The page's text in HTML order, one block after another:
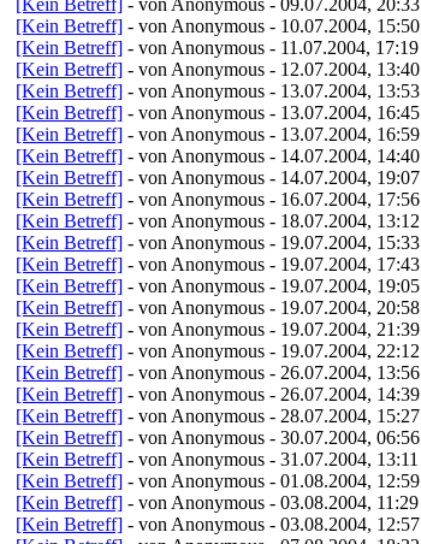
[Kein Betreff] - von Anonymous - 09.07.2004, 20:33
[Kein Betreff] - von Anonymous - 10.07.2004, 15:50
[Kein Betreff] - von Anonymous - 11.07.2004, 17:19
[Kein Betreff] - von Anonymous - 12.07.2004, 13:40
[Kein Betreff] - von Anonymous - 13.07.2004, 13:53
[Kein Betreff] - von Anonymous - 13.07.2004, 16:45
[Kein Betreff] - von Anonymous - 13.07.2004, 16:59
[Kein Betreff] - von Anonymous - 14.07.2004, 14:40
[Kein Betreff] - von Anonymous - 14.07.2004, 19:07
[Kein Betreff] - von Anonymous - 16.07.2004, 17:56
[Kein Betreff] - von Anonymous - 18.07.2004, 13:12
[Kein Betreff] - von Anonymous - 19.07.2004, 15:33
[Kein Betreff] - von Anonymous - 19.07.2004, 17:43
[Kein Betreff] - von Anonymous - 19.07.2004, 19:05
[Kein Betreff] - von Anonymous - 19.07.2004, 20:58
[Kein Betreff] - von Anonymous - 19.07.2004, 21:39
[Kein Betreff] - von Anonymous - 19.07.2004, 22:12
[Kein Betreff] - von Anonymous - 26.07.2004, 13:56
[Kein Betreff] - von Anonymous - 26.07.2004, 14:39
[Kein Betreff] - von Anonymous - 28.07.2004, 15:27
[Kein Betreff] - von Anonymous - 30.07.2004, 06:56
[Kein Betreff] - von Anonymous - 31.07.2004, 13:11
[Kein Betreff] - von Anonymous - 01.08.2004, 12:59
[Kein Betreff] - von Anonymous - 03.08.2004, 11:29
[Kein Betreff] - von Anonymous - 03.08.2004, 12:57